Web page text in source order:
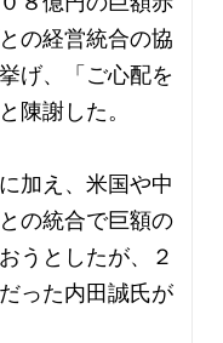
の経営統合の協
げ、「ご心配を
陳謝した。
加え、米国や中
の統合で巨額の
うとしたが、２
った内田誠氏が